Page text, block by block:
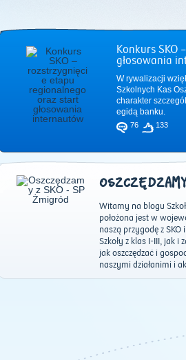
Konkurs SKO
głosowania
W rywalizacji
Szkolnych Kas
charakter
egidą banku.
76 133
Witamy na blogu
położona jest w
naszą przygodę z
Szkoły z klas I-III, jak i
jak oszczędzać i
naszymi działanimi i